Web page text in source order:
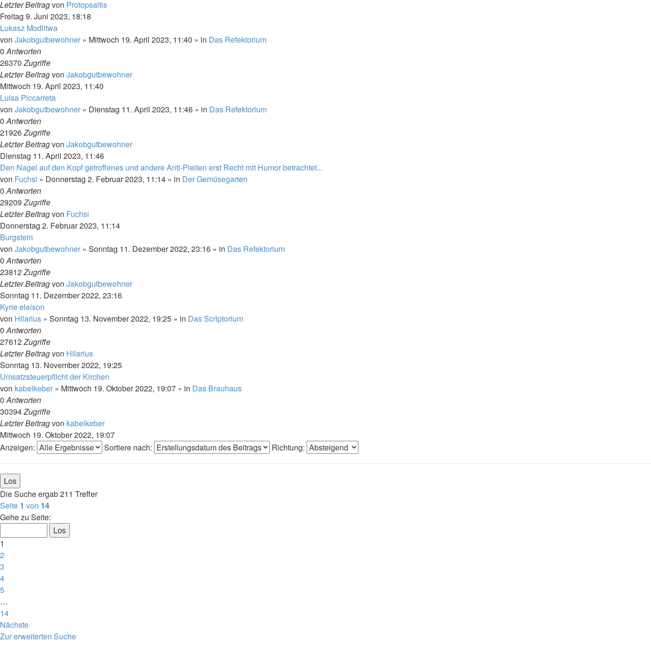
Letzter Beitragvon Protopsaltis
Freitag 9. Juni 2023, 18:18
Lukasz Modlitwa
von Jakobgutbewohner » Mittwoch 19. April 2023, 11:40 » in Das Refektorium
0Antworten
26370Zugriffe
Letzter Beitragvon Jakobgutbewohner
Mittwoch 19. April 2023, 11:40
Luisa Piccarreta
von Jakobgutbewohner » Dienstag 11. April 2023, 11:46 » in Das Refektorium
0Antworten
21926Zugriffe
Letzter Beitragvon Jakobgutbewohner
Dienstag 11. April 2023, 11:46
Den Nagel auf den Kopf getroffenes und andere Anti-Pleiten erst Recht mit Humor betrachtet...
von Fuchsi » Donnerstag 2. Februar 2023, 11:14 » in Der Gemüsegarten
0Antworten
29209Zugriffe
Letzter Beitragvon Fuchsi
Donnerstag 2. Februar 2023, 11:14
Burgstein
von Jakobgutbewohner » Sonntag 11. Dezember 2022, 23:16 » in Das Refektorium
0Antworten
23812Zugriffe
Letzter Beitragvon Jakobgutbewohner
Sonntag 11. Dezember 2022, 23:16
Kyrie eleison
von Hilarius » Sonntag 13. November 2022, 19:25 » in Das Scriptorium
0Antworten
27612Zugriffe
Letzter Beitragvon Hilarius
Sonntag 13. November 2022, 19:25
Umsatzsteuerpflicht der Kirchen
von kabelkeber » Mittwoch 19. Oktober 2022, 19:07 » in Das Brauhaus
0Antworten
30394Zugriffe
Letzter Beitragvon kabelkeber
Mittwoch 19. Oktober 2022, 19:07
Anzeigen:
Sortiere nach: Richtung:
Die Suche ergab 211 Treffer
Seite 1 von 14
Gehe zu Seite:
1
2
3
4
5
…
14
Nächste
Zur erweiterten Suche